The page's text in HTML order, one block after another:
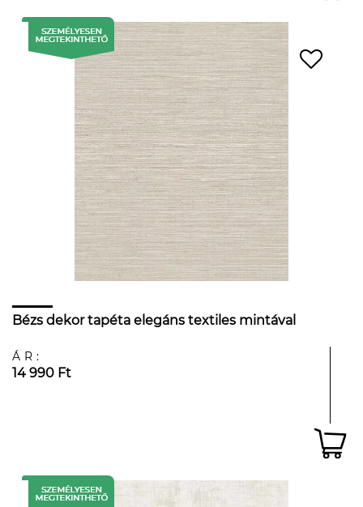
Bézs dekor tapéta elegáns textiles mintával
ÁR:
14 990 Ft